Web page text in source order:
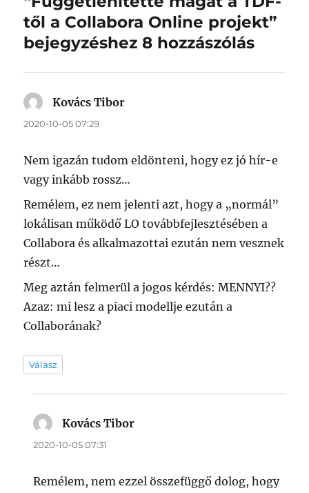
től a Collabora Online projekt”
bejegyzéshez 8 hozzászólás
Kovács Tibor
2020-10-05 07:29
Nem igazán tudom eldönteni, hogy ez jó hír-e
vagy inkább rossz…
Remélem, ez nem jelenti azt, hogy a „normál”
lokálisan működő LO továbbfejlesztésében a
Collabora és alkalmazottai ezután nem vesznek
részt…
Meg aztán felmerül a jogos kérdés: MENNYI??
Azaz: mi lesz a piaci modellje ezután a
Collaborának?
Válasz
Kovács Tibor
2020-10-05 07:31
Remélem, nem ezzel összefüggő dolog, hogy